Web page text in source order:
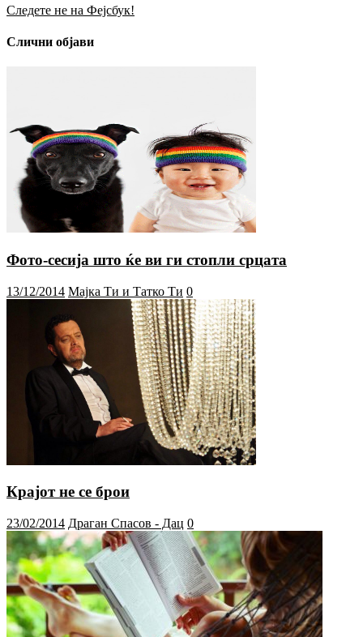
Следете не на Фејсбук!
Слични објави
Фото-сесија што ќе ви ги стопли срцата
13/12/2014 Мајка Ти и Татко Ти 0
Крајот не се брои
23/02/2014 Драган Спасов - Дац 0